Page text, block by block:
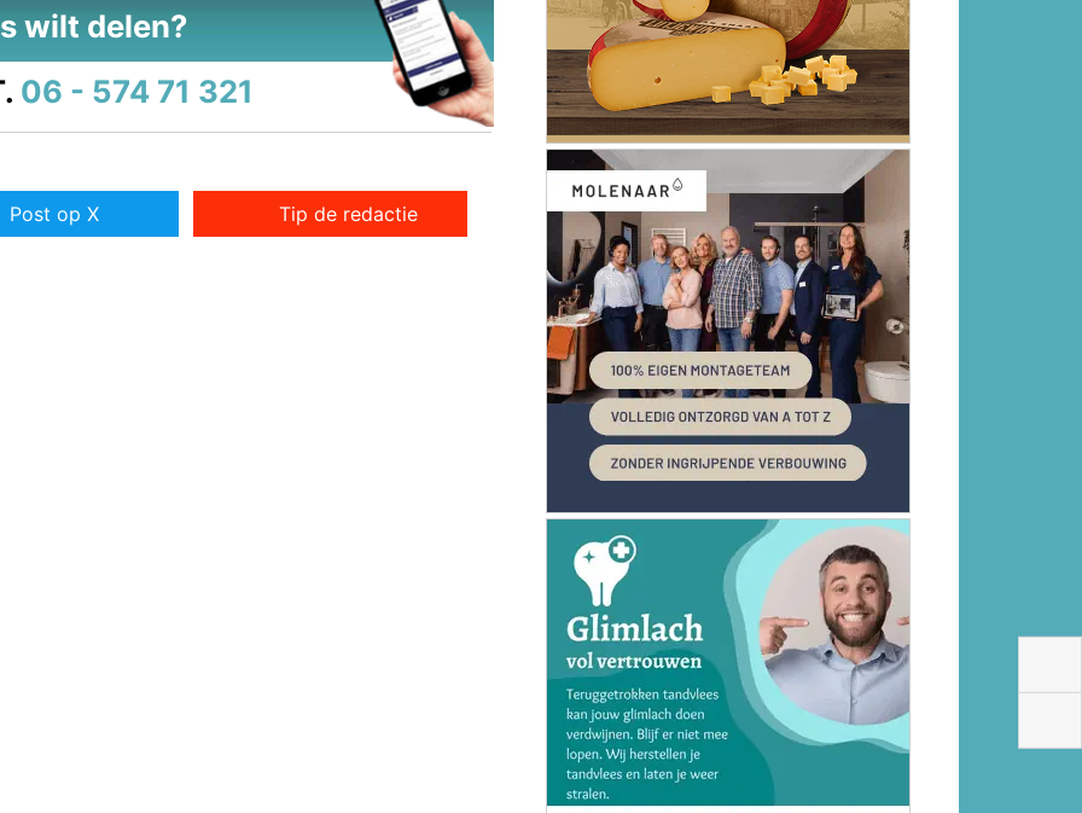
wilt delen?
06 - 574 71 321
Post op X Tip de redactie